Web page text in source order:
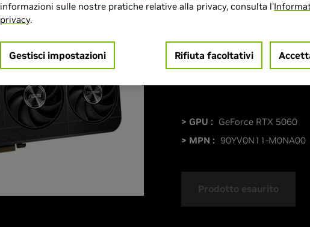
DisplayPort
Nera, PRIME-
> GPU : GeForce RTX 5060
> MPN : 90YV0N11-M0NA00
Prodotto esaurito
informazioni sulle nostre pratiche relative alla privacy, consulta l'
privacy.
Gestisci impostazioni Rifiuta facoltativi